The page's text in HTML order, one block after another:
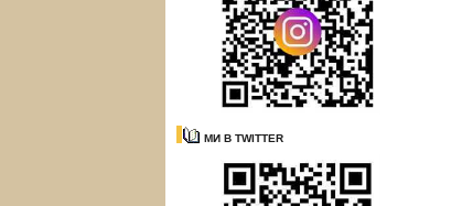
МИ В TWITTER